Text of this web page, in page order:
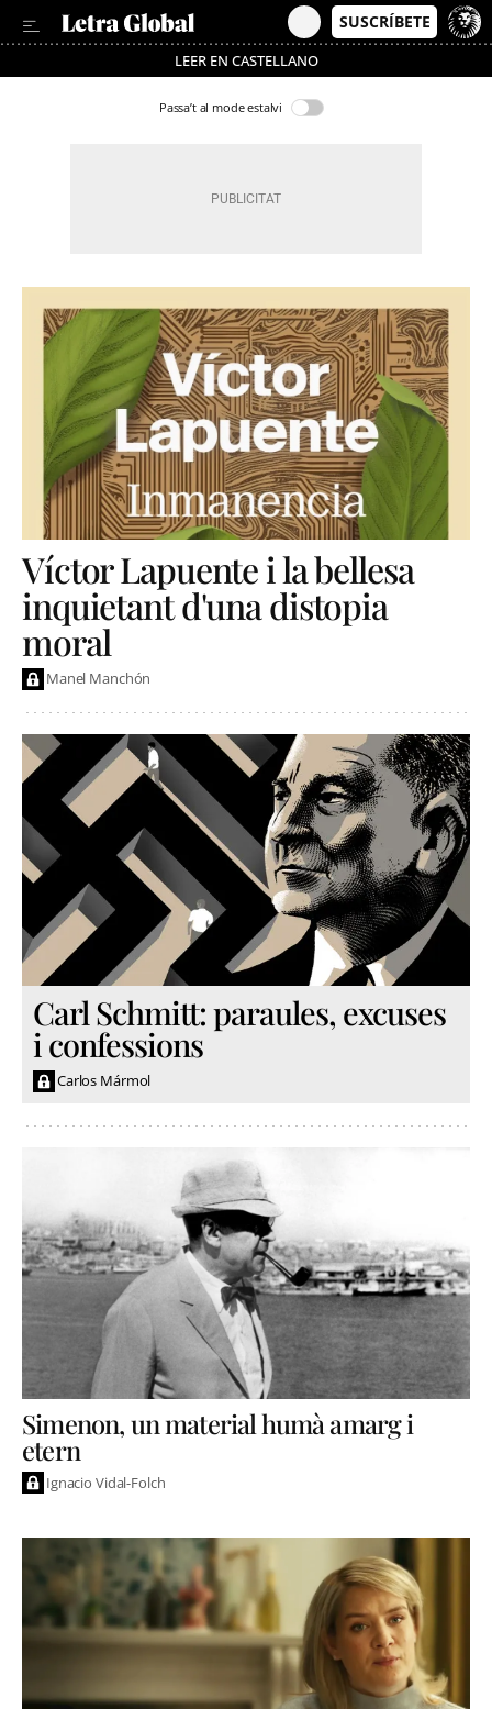
LEER EN CASTELLANO
Passa’t al mode estalvi
Víctor Lapuente i la bellesa
inquietant d'una distopia
moral
Manel Manchón
Carl Schmitt: paraules, excuses
i confessions
Carlos Mármol
Simenon, un material humà amarg i
etern
Ignacio Vidal-Folch